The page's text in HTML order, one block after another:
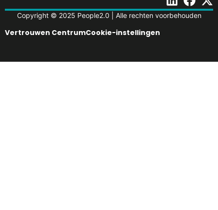
Copyright © 2025 People2.0 | Alle rechten voorbehouden
Vertrouwen CentrumCookie-instellingen